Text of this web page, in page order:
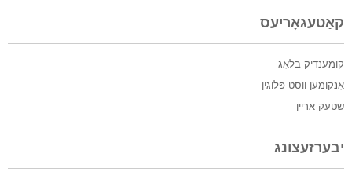
קאַטעגאָריעס
קומענדיק בלאָג
אָנקומען ווסט פּלוגין
שטעק אריין
יבערזעצונג